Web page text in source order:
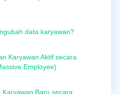
data karyawan?
Karyawan Aktif secara
Employee)
Baru secara